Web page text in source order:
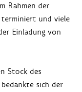
Rahmen der
terminiert und viele
Einladung von
Stock des
sich der